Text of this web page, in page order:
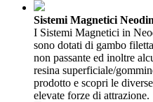
Sistemi Magnetici
I Sistemi Magnetici in
sono dotati di gambo
non passante ed inoltre
resina superficiale/
prodotto e scopri le
elevate forze di attrazione.